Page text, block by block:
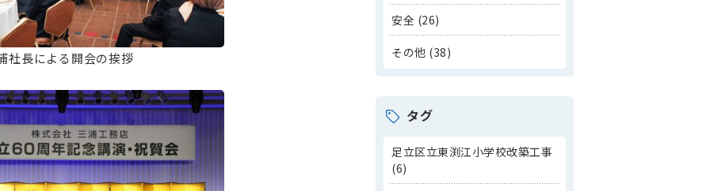
社長による開会の挨拶
安全 (26)
その他 (38)
タグ
足立区立東渕江小学校改築工事
(6)